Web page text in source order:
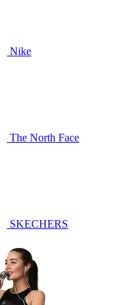
Nike
The North Face
SKECHERS